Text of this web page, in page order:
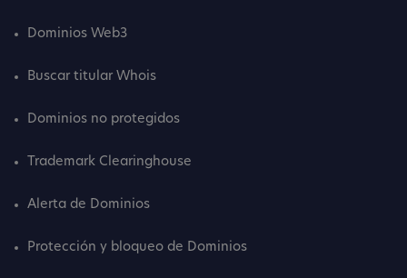
Dominios Web3
Buscar titular Whois
Dominios no protegidos
Trademark Clearinghouse
Alerta de Dominios
Protección y bloqueo de Dominios